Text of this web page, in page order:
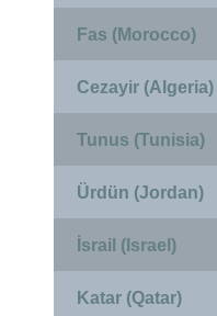
Fas (Morocco)
Cezayir (Algeria)
Tunus (Tunisia)
Ürdün (Jordan)
İsrail (Israel)
Katar (Qatar)